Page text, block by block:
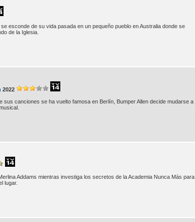
esconde de su vida pasada en un pequeño pueblo en Australia donde se
de la Iglesia.
2022
sus canciones se ha vuelto famosa en Berlín, Bumper Allen decide mudarse a
Addams mientras investiga los secretos de la Academia Nunca Más para
lugar.